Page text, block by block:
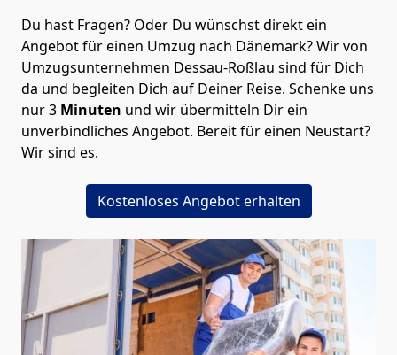
Du hast Fragen? Oder Du wünschst direkt ein
Angebot für einen Umzug nach Dänemark? Wir von
Umzugsunternehmen Dessau-Roßlau sind für Dich
da und begleiten Dich auf Deiner Reise. Schenke uns
nur3 Minuten und wir übermitteln Dir ein
unverbindliches Angebot. Bereit für einen Neustart?
Wir sind es.
Kostenloses Angebot erhalten